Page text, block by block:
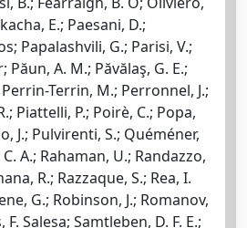
E.; Paesani, D.;
Papalashvili, G.; Parisi, V.;
Păun, A. M.; Păvălaş, G. E.;
Terrin, M.; Perronnel, J.;
Piattelli, P.; Poirè, C.; Popa,
J.; Pulvirenti, S.; Quéméner,
A.; Rahaman, U.; Randazzo,
R.; Razzaque, S.; Rea, I.
G.; Robinson, J.; Romanov,
F. Salesa; Samtleben, D. F. E.;